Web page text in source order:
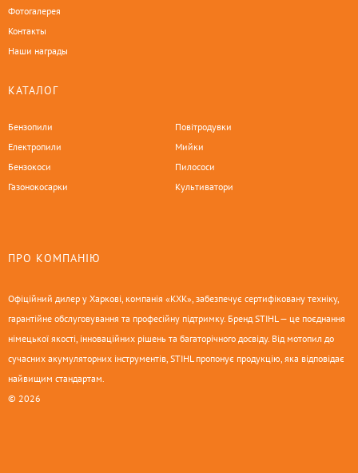
Фотогалерея
Контакты
Наши награды
КАТАЛОГ
Бензопили
Електропили
Бензокоси
Газонокосарки
Повітродувки
Мийки
Пилососи
Культиватори
ПРО КОМПАНІЮ
Офіційний дилер у Харкові, компанія «КХК», забезпечує сертифіковану техніку,
гарантійне обслуговування та професійну підтримку. Бренд STIHL — це поєднання
німецької якості, інноваційних рішень та багаторічного досвіду. Від мотопил до
сучасних акумуляторних інструментів, STIHL пропонує продукцію, яка відповідає
найвищим стандартам.
© 2026